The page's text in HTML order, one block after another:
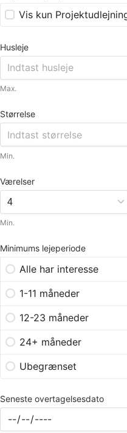
Vis kun
Husleje
Max.
Størrelse
Min.
Værelser
Min.
Minimums lejeperiode
Alle har interesse
1-11 måneder
12-23 måneder
24+ måneder
Ubegrænset
Seneste overtagelsesdato